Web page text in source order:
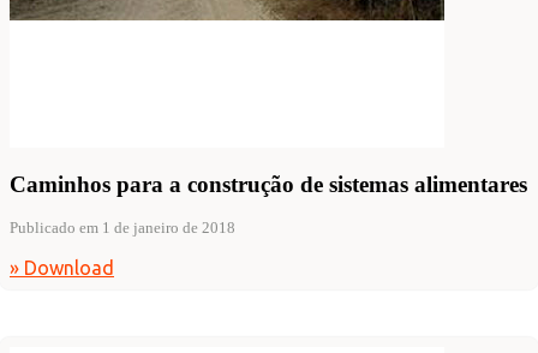
Caminhos para a construção de sistemas alimentares
Publicado em 1 de janeiro de 2018
» Download